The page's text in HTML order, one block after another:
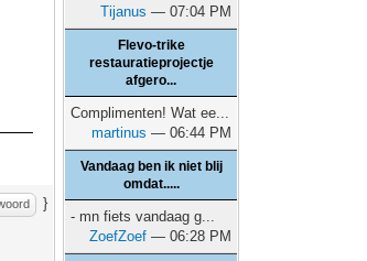
}
Tijanus — 07:04 PM
Flevo-trike
restauratieprojectje
afgero...
Complimenten! Wat ee...
martinus — 06:44 PM
Vandaag ben ik niet blij
omdat.....
- mn fiets vandaag g...
ZoefZoef — 06:28 PM